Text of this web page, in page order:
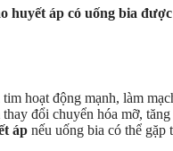
huyết áp có uống bia
hoạt động mạnh, làm
thay đổi chuyển hóa mỡ,
áp nếu uống bia có thể